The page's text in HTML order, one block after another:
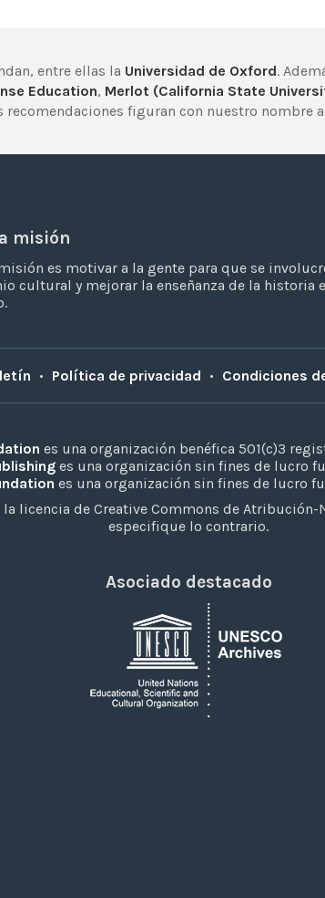
entre ellas la Universidad de Oxford.
Education, Merlot (California State
recomendaciones figuran con nuestro nombre
misión
es motivar a la gente para que se
cultural y mejorar la enseñanza de la historia
• Política de privacidad • Condiciones
es una organización benéfica 501(c)3
es una organización sin fines de lucro
es una organización sin fines de lucro
licencia de Creative Commons de
especifique lo contrario.
Asociado destacado